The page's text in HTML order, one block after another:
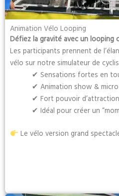
Animation Vélo Looping
Défiez la gravité avec un looping
Les participants prennent de
vélo sur notre simulateur de
✔ Sensations fortes en
✔ Animation show &
✔ Fort pouvoir d’attraction
✔ Idéal pour créer un
Le vélo version grand